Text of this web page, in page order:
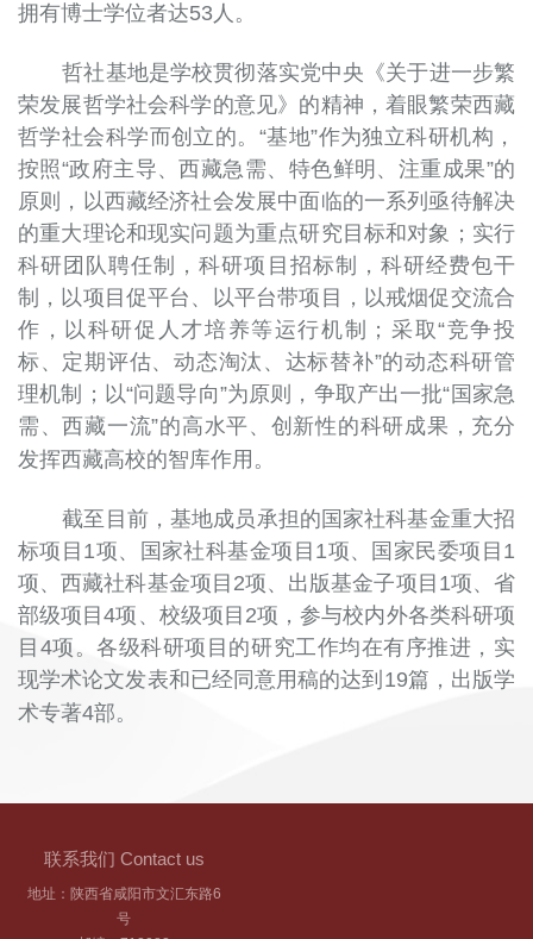
拥有博士学位者达53人。
哲社基地是学校贯彻落实党中央《关于进一步繁
荣发展哲学社会科学的意见》的精神，着眼繁荣西藏
哲学社会科学而创立的。“基地”作为独立科研机构，
按照“政府主导、西藏急需、特色鲜明、注重成果”的
原则，以西藏经济社会发展中面临的一系列亟待解决
的重大理论和现实问题为重点研究目标和对象；实行
科研团队聘任制，科研项目招标制，科研经费包干
制，以项目促平台、以平台带项目，以戒烟促交流合
作，以科研促人才培养等运行机制；采取“竞争投
标、定期评估、动态淘汰、达标替补”的动态科研管
理机制；以“问题导向”为原则，争取产出一批“国家急
需、西藏一流”的高水平、创新性的科研成果，充分
发挥西藏高校的智库作用。
截至目前， 基地成员承担的国家社科基金重大招
标项目1项、国家社科基金项目1项、国家民委项目1
项、西藏社科基金项目2项、出版基金子项目1项、省
部级项目4项、校级项目2项，参与校内外各类科研项
目4项。各级科研项目的研究工作均在有序推进，实
现学术论文发表和已经同意用稿的达到19篇， 出版学
术专著4部。
联系我们 Contact us
地址：陕西省咸阳市文汇东路6
号